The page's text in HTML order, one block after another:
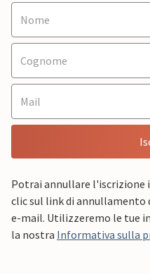
Potrai annullare l'iscrizione
clic sul link di
e-mail. Utilizzeremo le tue
la nostra Informativa sulla